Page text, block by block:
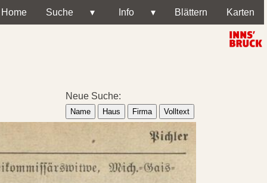
Home Suche ▾ Info ▾ Blättern Karten
Neue Suche:
Name Haus Firma Volltext